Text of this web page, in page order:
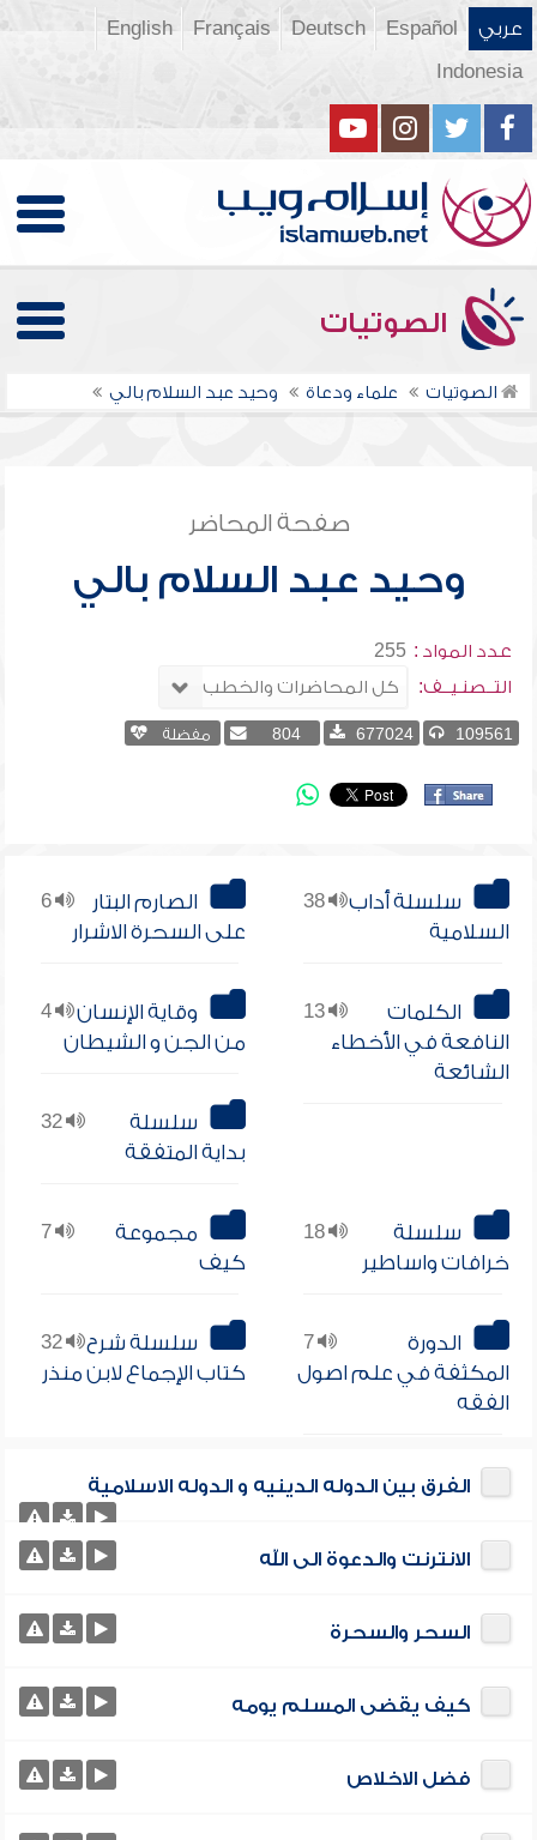
عربي Español
Deutsch
Français
English
Indonesia
الصوتيات
الصوتيات علماء ودعاة وحيد عبد السلام بالي
صفحة المحاضر
وحيد عبد السلام بالي
عدد المواد : 255
التــصنـيــف:
109561
677024
804 مفضلة
38
سلسلة أداب
السلامية
6
الصارم البتار
على السحرة الاشرار
13
الكلمات
النافعة في الأخطاء
الشائعة
4
وقاية الإنسان
من الجن و الشيطان
32
سلسلة
بداية المتفقة
18
سلسلة
خرافات واساطير
7
مجموعة
كيف
7
الدورة
المكثفة في علم اصول
الفقه
32
سلسلة شرح
كتاب الإجماع لابن منذر
الفرق بين الدوله الدينيه و الدوله الاسلامية
الانترنت والدعوة الى الله
السحر والسحرة
كيف يقضى المسلم يومه
فضل الاخلاص